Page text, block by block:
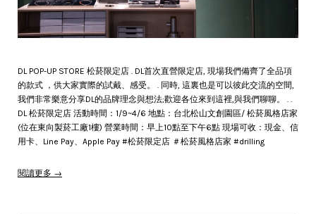
DL POP-UP STORE 松菸限定店 . DL首次直營限定店, 現場我們備齊了全品項
的款式 ，供大家實際的試戴、感受。 . 同時, 這裏也是可以彼此交流的空間,
我們非常樂意分享DL的品牌理念與想法;歡迎各位來到這裡,與我們聊聊。 . .
DL 松菸限定店 活動時間：1/9~4/6 地點：台北松山文創園區/ 松菸風格店家
(位在東向製菸工廠1樓) 營業時間：早上10點至下午6點 現場可收：現金、信
用卡、Line Pay、Apple Pay #松菸限定店 ＃松菸風格店家 #drilling
閱讀更多 →